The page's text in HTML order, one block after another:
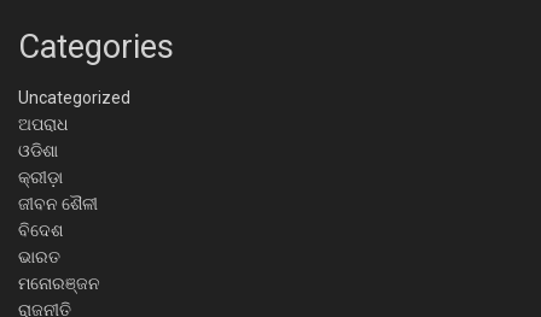
Categories
Uncategorized
ଅପରାଧ
ଓଡିଶା
କ୍ରୀଡ଼ା
ଜୀବନ ଶୈଳୀ
ବିଦେଶ
ଭାରତ
ମନୋରଞ୍ଜନ
ରାଜନୀତି